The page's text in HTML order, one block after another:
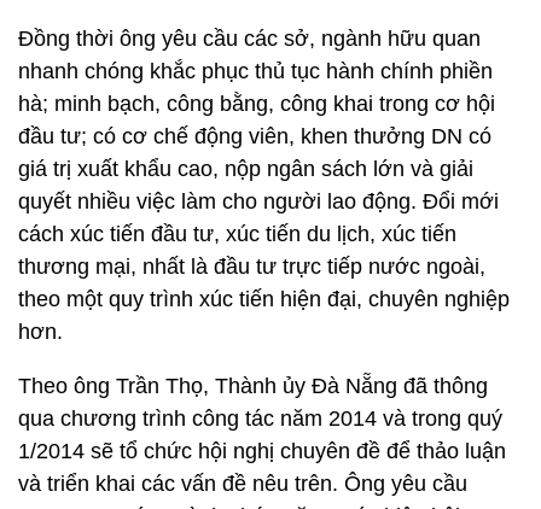
Đồng thời ông yêu cầu các sở, ngành hữu quan
nhanh chóng khắc phục thủ tục hành chính phiền
hà; minh bạch, công bằng, công khai trong cơ hội
đầu tư; có cơ chế động viên, khen thưởng DN có
giá trị xuất khẩu cao, nộp ngân sách lớn và giải
quyết nhiều việc làm cho người lao động. Đổi mới
cách xúc tiến đầu tư, xúc tiến du lịch, xúc tiến
thương mại, nhất là đầu tư trực tiếp nước ngoài,
theo một quy trình xúc tiến hiện đại, chuyên nghiệp
hơn.
Theo ông Trần Thọ, Thành ủy Đà Nẵng đã thông
qua chương trình công tác năm 2014 và trong quý
1/2014 sẽ tổ chức hội nghị chuyên đề để thảo luận
và triển khai các vấn đề nêu trên. Ông yêu cầu